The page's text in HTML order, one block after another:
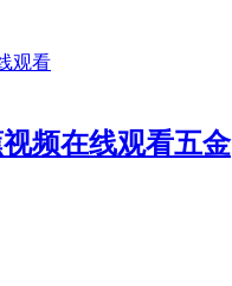
观看
频在线观看五金